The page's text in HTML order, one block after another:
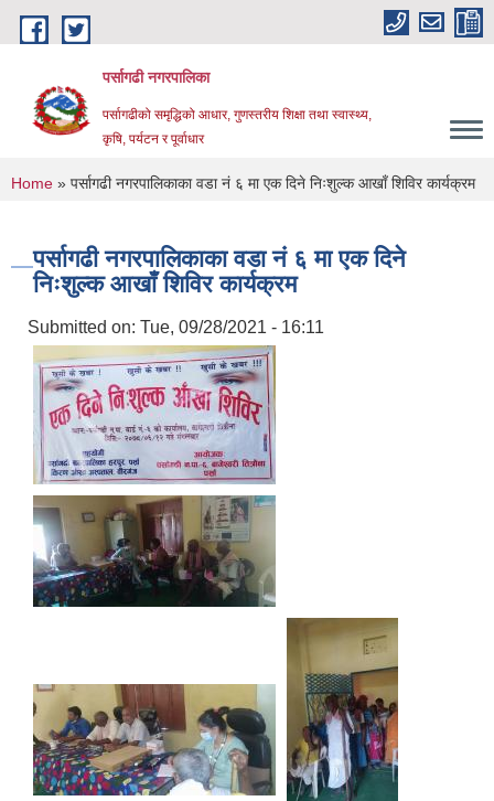
Skip to main content
पर्सागढी नगरपालिका
पर्सागढीको समृद्धिको आधार, गुणस्तरीय शिक्षा तथा स्वास्थ्य,
कृषि, पर्यटन र पूर्वाधार
You are here
Home » पर्सागढी नगरपालिकाका वडा नं ६ मा एक दिने निःशुल्क आखाँ शिविर कार्यक्रम
पर्सागढी नगरपालिकाका वडा नं ६ मा एक दिने
निःशुल्क आखाँ शिविर कार्यक्रम
Submitted on: Tue, 09/28/2021 - 16:11